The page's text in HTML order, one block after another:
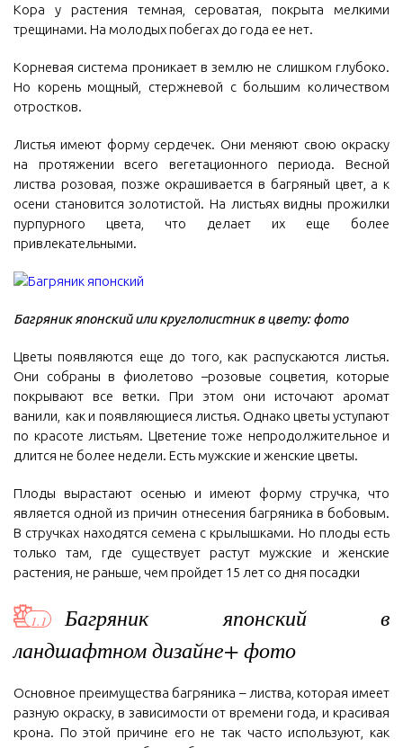
Кора у растения темная, сероватая, покрыта мелкими
трещинами. На молодых побегах до года ее нет.
Корневая система проникает в землю не слишком глубоко.
Но корень мощный, стержневой с большим количеством
отростков.
Листья имеют форму сердечек. Они меняют свою окраску
на протяжении всего вегетационного периода. Весной
листва розовая, позже окрашивается в багряный цвет, а к
осени становится золотистой. На листьях видны прожилки
пурпурного цвета, что делает их еще более
привлекательными.
Багряник японский или круглолистник в цвету: фото
Цветы появляются еще до того, как распускаются листья.
Они собраны в фиолетово –розовые соцветия, которые
покрывают все ветки. При этом они источают аромат
ванили, как и появляющиеся листья. Однако цветы уступают
по красоте листьям. Цветение тоже непродолжительное и
длится не более недели. Есть мужские и женские цветы.
Плоды вырастают осенью и имеют форму стручка, что
является одной из причин отнесения багряника в бобовым.
В стручках находятся семена с крылышками. Но плоды есть
только там, где существует растут мужские и женские
растения, не раньше, чем пройдет 15 лет со дня посадки
Багряник японский в
ландшафтном дизайне+ фото
Основное преимущества багряника – листва, которая имеет
разную окраску, в зависимости от времени года, и красивая
крона. По этой причине его не так часто используют, как